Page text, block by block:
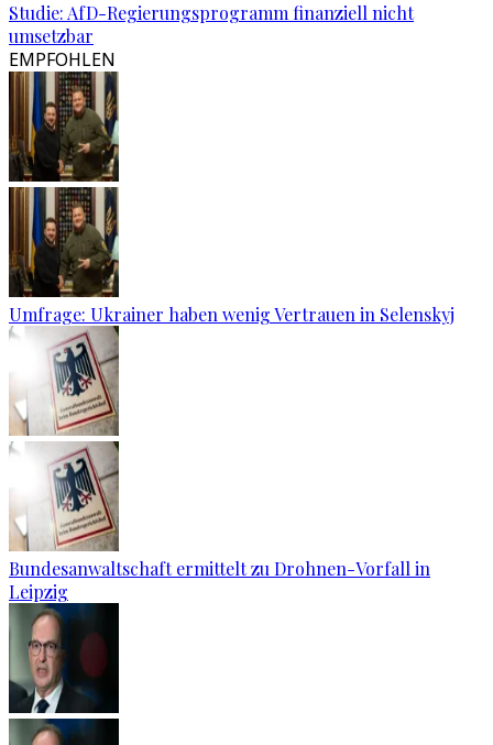
Studie: AfD-Regierungsprogramm finanziell nicht
umsetzbar
EMPFOHLEN
Umfrage: Ukrainer haben wenig Vertrauen in Selenskyj
Bundesanwaltschaft ermittelt zu Drohnen-Vorfall in
Leipzig